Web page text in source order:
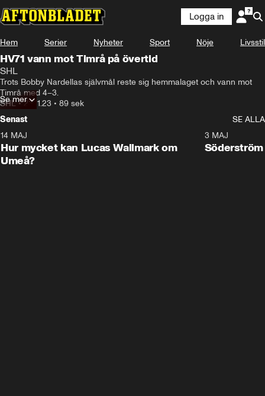
Logga in
Hem Serier Nyheter Sport Nöje Livsstil
HV71 vann mot Timrå på övertid
SHL
Trots Bobby Nardellas självmål reste sig hemmalaget och vann mot
Timrå med 4–3.
SHL•23.11.23 • 89 sek
Se mer
Senast
SE ALLA
Plus
14 MAJ
Hur mycket kan Lucas Wallmark om
Umeå?
3 MAJ